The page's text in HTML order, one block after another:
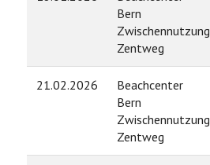
Bern
Zwischennutzung
Zentweg
21.02.2026
Beachcenter
Bern
Zwischennutzung
Zentweg